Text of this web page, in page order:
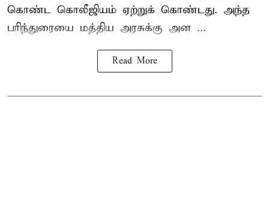
கொண்ட கொலீஜியம் ஏற்றுக் கொண்டது. அந்த
பரிந்துரையை மத்திய அரசுக்கு அன ...
Read More